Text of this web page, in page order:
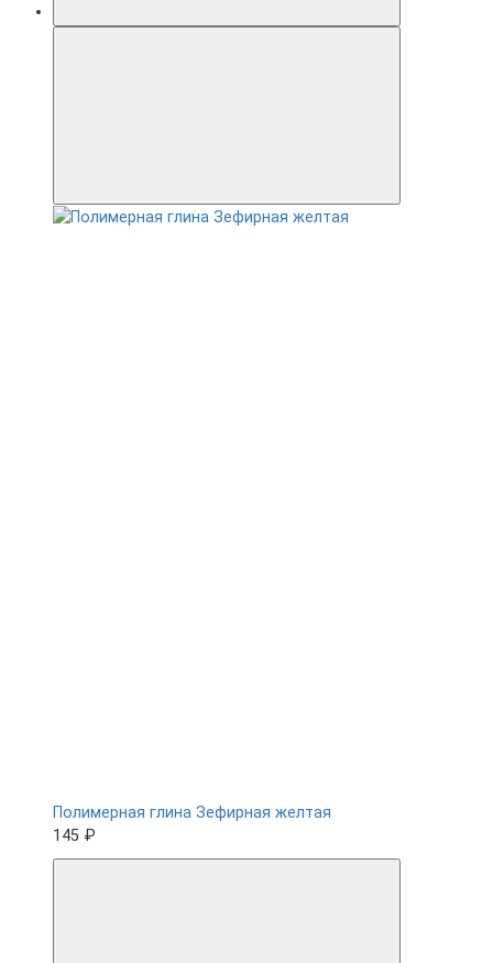
Полимерная глина Зефирная желтая
145 ₽